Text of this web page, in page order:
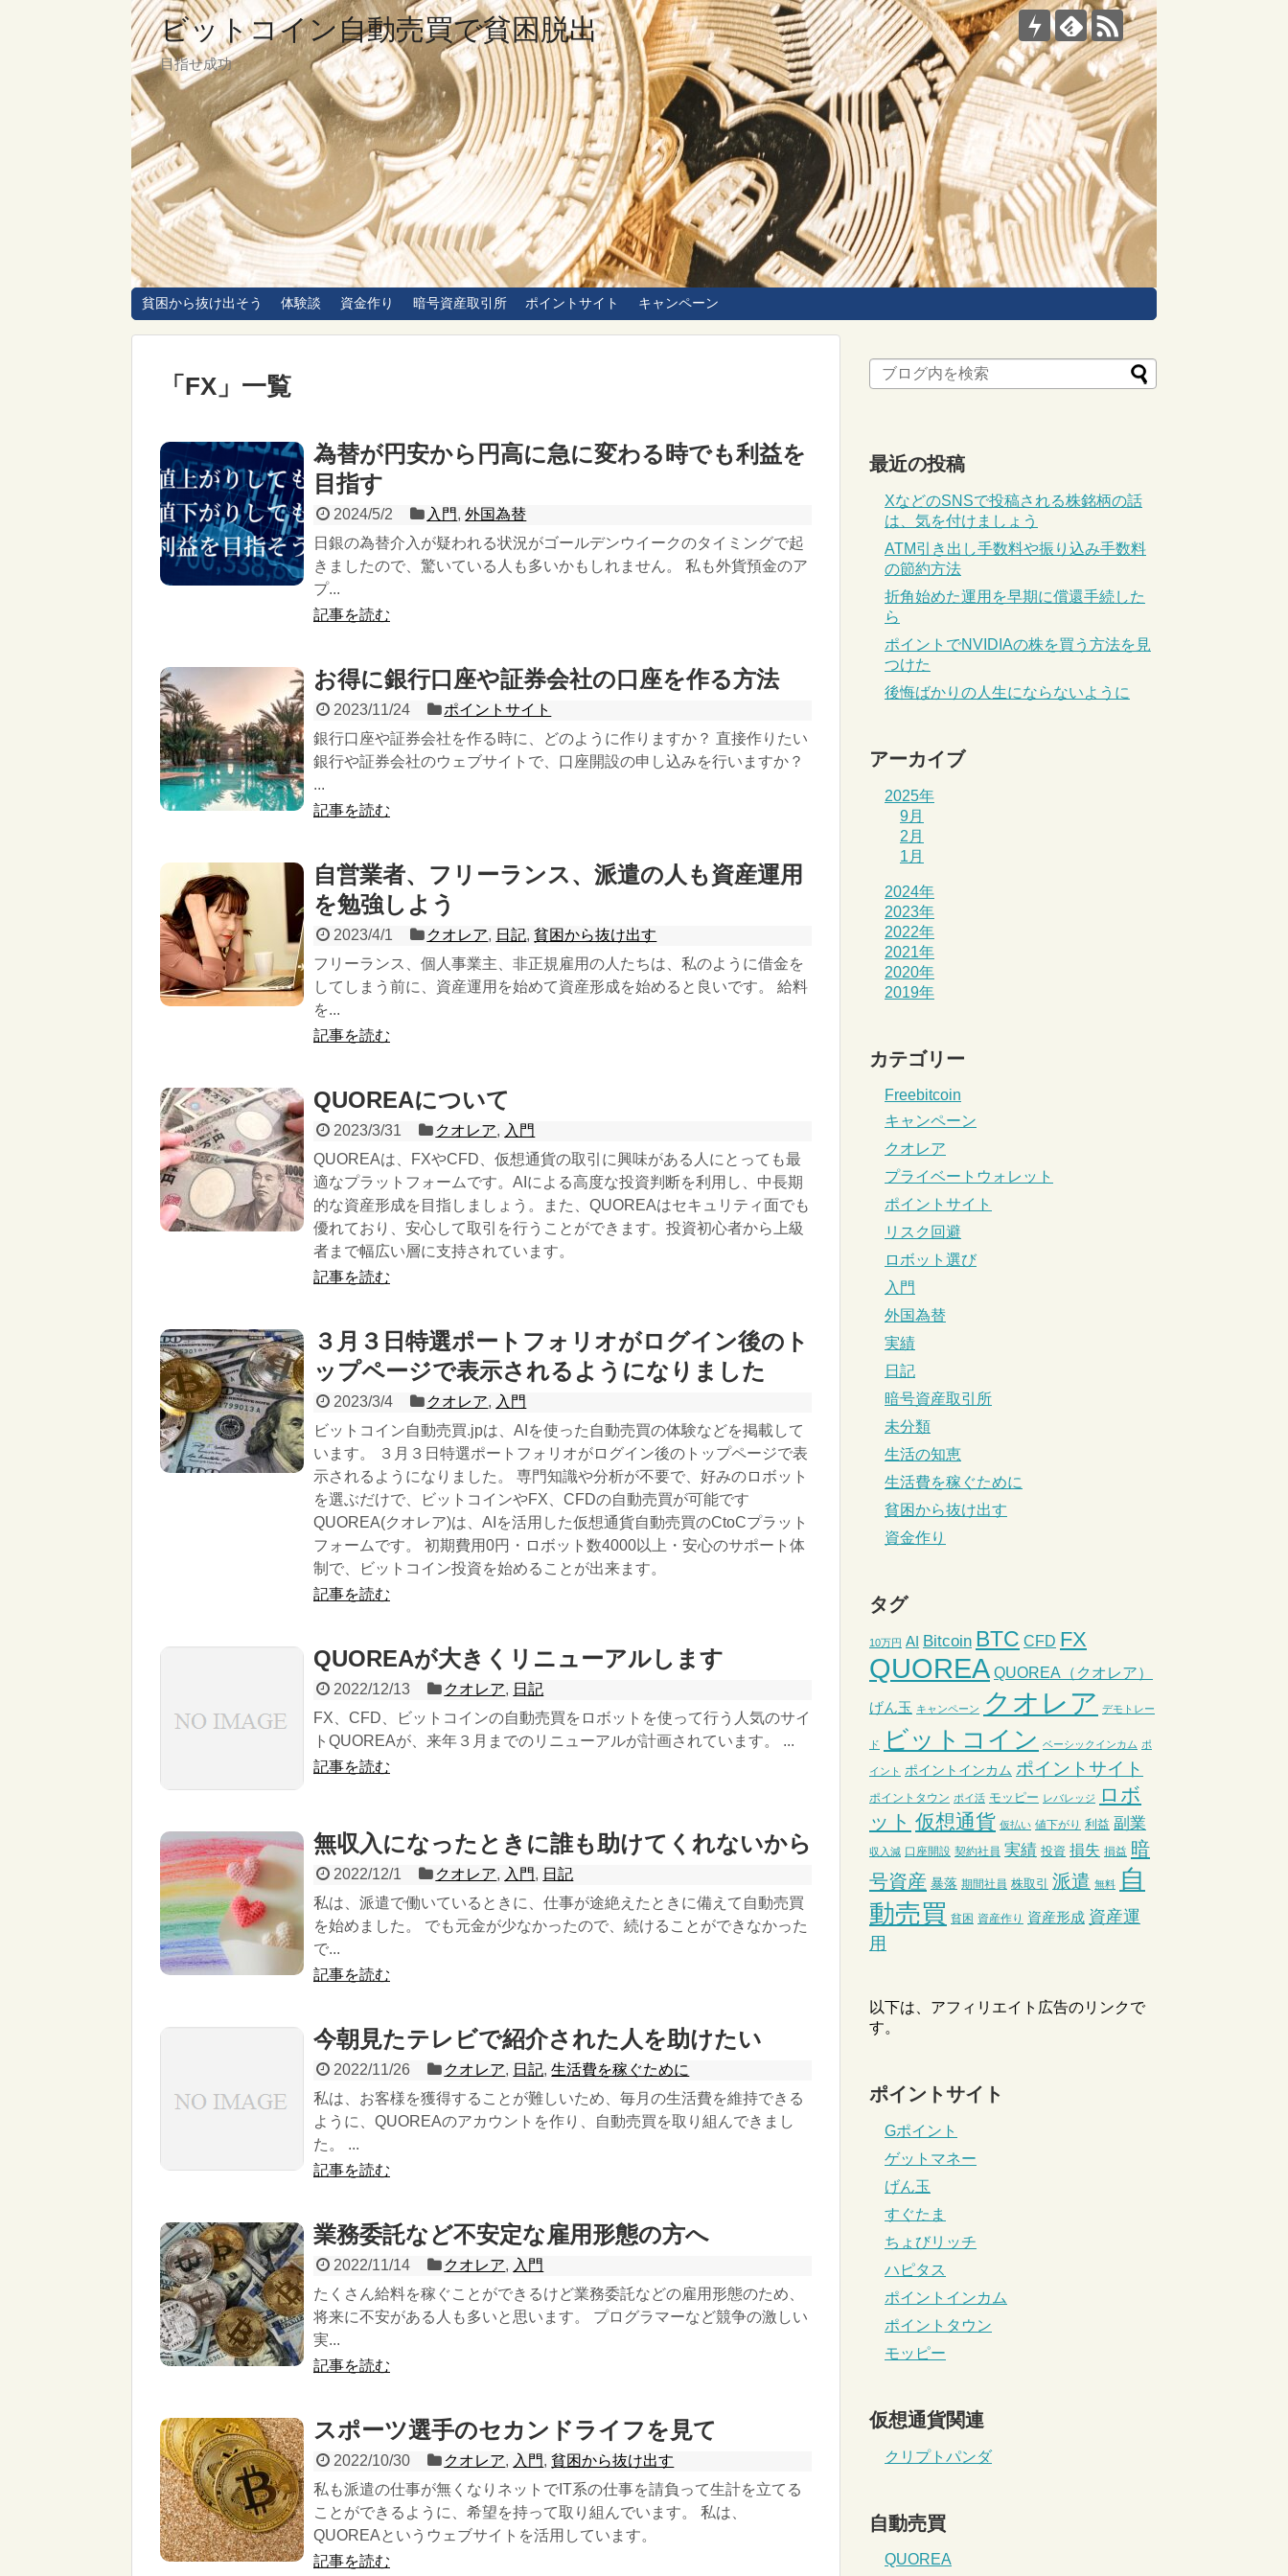
ビットコイン自動売買で貧困脱出
目指せ成功
貧困から抜け出そう 体験談 資金作り 暗号資産取引所 ポイントサイト キャンペーン
「 FX 」 一覧
為替が円安から円高に急に変わる時でも利益を
目指す
2024/5/2 入門,外国為替
日銀の為替介入が疑われる状況がゴールデンウイークのタイミングで起
きましたので、驚いている人も多いかもしれません。 私も外貨預金のア
プ...
記事を読む
お得に銀行口座や証券会社の口座を作る方法
2023/11/24
ポイントサイト
銀行口座や証券会社を作る時に、どのように作りますか？ 直接作りたい
銀行や証券会社のウェブサイトで、口座開設の申し込みを行いますか？
...
記事を読む
自営業者、フリーランス、派遣の人も資産運用
を勉強しよう
2023/4/1 クオレア, 日記,貧困から抜け出す
フリーランス、個人事業主、非正規雇用の人たちは、私のように借金を
してしまう前に、資産運用を始めて資産形成を始めると良いです。 給料
を...
記事を読む
QUOREAについて
2023/3/31 クオレア, 入門
QUOREAは、FXやCFD、仮想通貨の取引に興味がある人にとっても最
適なプラットフォームです。AIによる高度な投資判断を利用し、中長期
的な資産形成を目指しましょう。また、QUOREAはセキュリティ面でも
優れており、安心して取引を行うことができます。投資初心者から上級
者まで幅広い層に支持されています。
記事を読む
３月３日特選ポートフォリオがログイン後のト
ップページで表示されるようになりました
2023/3/4 クオレア, 入門
ビットコイン自動売買.jpは、AIを使った自動売買の体験などを掲載して
います。 ３月３日特選ポートフォリオがログイン後のトップページで表
示されるようになりました。 専門知識や分析が不要で、好みのロボット
を選ぶだけで、ビットコインやFX、CFDの自動売買が可能です
QUOREA(クオレア)は、AIを活用した仮想通貨自動売買のCtoCプラット
フォームです。 初期費用0円・ロボット数4000以上・安心のサポート体
制で、ビットコイン投資を始めることが出来ます。
記事を読む
QUOREAが大きくリニューアルします
2022/12/13 クオレア, 日記
FX、CFD、ビットコインの自動売買をロボットを使って行う人気のサイ
トQUOREAが、来年３月までのリニューアルが計画されています。 ...
記事を読む
無収入になったときに誰も助けてくれないから
2022/12/1 クオレア, 入門, 日記
私は、派遣で働いているときに、仕事が途絶えたときに備えて自動売買
を始めました。 でも元金が少なかったので、続けることができなかった
で...
記事を読む
今朝見たテレビで紹介された人を助けたい
2022/11/26 クオレア, 日記,生活費を稼ぐために
私は、お客様を獲得することが難しいため、毎月の生活費を維持できる
ように、QUOREAのアカウントを作り、自動売買を取り組んできまし
た。 ...
記事を読む
業務委託など不安定な雇用形態の方へ
2022/11/14 クオレア, 入門
たくさん給料を稼ぐことができるけど業務委託などの雇用形態のため、
将来に不安がある人も多いと思います。 プログラマーなど競争の激しい
実...
記事を読む
スポーツ選手のセカンドライフを見て
2022/10/30 クオレア, 入門,貧困から抜け出す
私も派遣の仕事が無くなりネットでIT系の仕事を請負って生計を立てる
ことができるように、希望を持って取り組んでいます。 私は、
QUOREAというウェブサイトを活用しています。
記事を読む
最近の投稿
XなどのSNSで投稿される株銘柄の話
は、気を付けましょう
ATM引き出し手数料や振り込み手数料
の節約方法
折角始めた運用を早期に償還手続した
ら
ポイントでNVIDIAの株を買う方法を見
つけた
後悔ばかりの人生にならないように
アーカイブ
2025年
9月
2月
1月
2024年
2023年
2022年
2021年
2020年
2019年
カテゴリー
Freebitcoin
キャンペーン
クオレア
プライベートウォレット
ポイントサイト
リスク回避
ロボット選び
入門
外国為替
実績
日記
暗号資産取引所
未分類
生活の知恵
生活費を稼ぐために
貧困から抜け出す
資金作り
タグ
10万円 AI Bitcoin BTC CFD FX
QUOREA QUOREA（クオレア）
げん玉 キャンペーン クオレア デモトレー
ド ビットコイン ベーシックインカム ポ
イント ポイントインカム ポイントサイト
ポイントタウン ポイ活 モッピー レバレッジ
ロボ
ット 仮想通貨 仮払い 値下がり 利益 副業
収入減 口座開設 契約社員 実績 投資 損失 損益 暗
号資産 暴落 期間社員 株取引 派遣 無料 自
動売買 貧困 資産作り 資産形成 資産運
用
以下は、アフィリエイト広告のリンクで
す。
ポイントサイト
Gポイント
ゲットマネー
げん玉
すぐたま
ちょびリッチ
ハピタス
ポイントインカム
ポイントタウン
モッピー
仮想通貨関連
クリプトパンダ
自動売買
QUOREA